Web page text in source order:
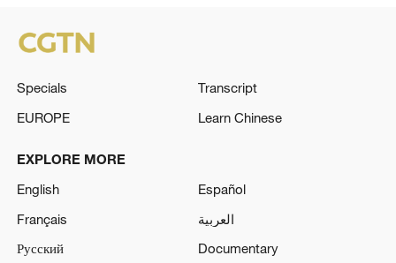
Specials
Transcript
EUROPE
Learn Chinese
EXPLORE MORE
English
Español
Français
العربية
Русский
Documentary